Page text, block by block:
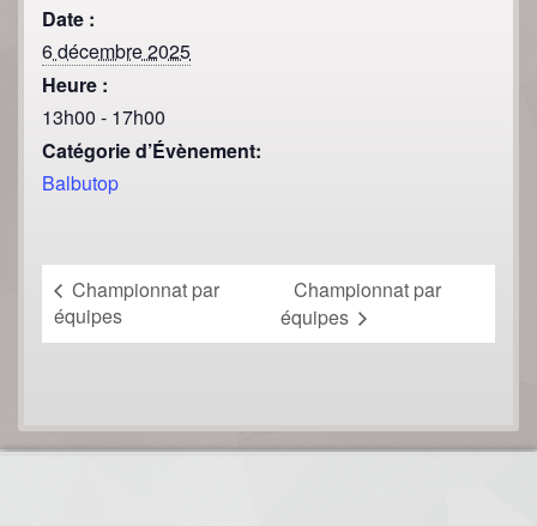
Date :
6 décembre 2025
Heure :
13h00 - 17h00
Catégorie d’Évènement:
Balbutop
Championnat par
équipes
Championnat par
équipes